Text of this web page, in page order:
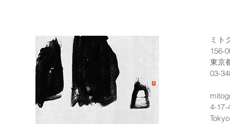
ミト
156-
東京
03-
4-17-